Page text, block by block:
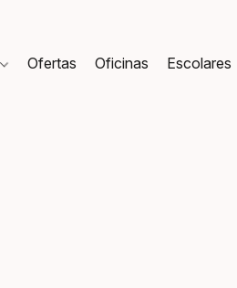
Ofertas Oficinas Escolares